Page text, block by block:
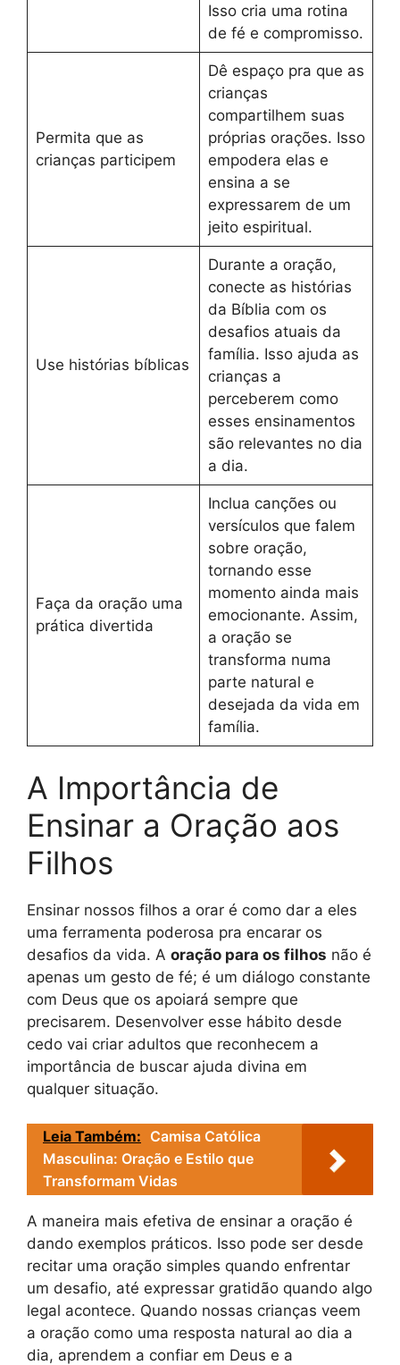
Isso cria uma rotina
de fé e compromisso.
Permita que as
crianças participem
Dê espaço pra que as
crianças
compartilhem suas
próprias orações. Isso
empodera elas e
ensina a se
expressarem de um
jeito espiritual.
Use histórias bíblicas
Durante a oração,
conecte as histórias
da Bíblia com os
desafios atuais da
família. Isso ajuda as
crianças a
perceberem como
esses ensinamentos
são relevantes no dia
a dia.
Faça da oração uma
prática divertida
Inclua canções ou
versículos que falem
sobre oração,
tornando esse
momento ainda mais
emocionante. Assim,
a oração se
transforma numa
parte natural e
desejada da vida em
família.
A Importância de
Ensinar a Oração aos
Filhos
Ensinar nossos filhos a orar é como dar a eles
uma ferramenta poderosa pra encarar os
desafios da vida. A oração para os filhos não é
apenas um gesto de fé; é um diálogo constante
com Deus que os apoiará sempre que
precisarem. Desenvolver esse hábito desde
cedo vai criar adultos que reconhecem a
importância de buscar ajuda divina em
qualquer situação.
Leia Também: Camisa Católica
Masculina: Oração e Estilo que
Transformam Vidas
A maneira mais efetiva de ensinar a oração é
dando exemplos práticos. Isso pode ser desde
recitar uma oração simples quando enfrentar
um desafio, até expressar gratidão quando algo
legal acontece. Quando nossas crianças veem
a oração como uma resposta natural ao dia a
dia, aprendem a confiar em Deus e a